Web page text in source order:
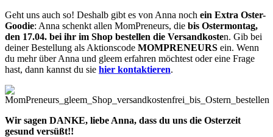
Geht uns auch so! Deshalb gibt es von Anna noch ein Extra Oster-
Goodie: Anna schenkt allen MomPreneurs, die bis Ostermontag,
den 17.04. bei ihr im Shop bestellen die Versandkosten. Gib bei
deiner Bestellung als Aktionscode MOMPRENEURS ein. Wenn
du mehr über Anna und gleem erfahren möchtest oder eine Frage
hast, dann kannst du sie hier kontaktieren.
Wir sagen DANKE, liebe Anna, dass du uns die Osterzeit
gesund versüßt!!